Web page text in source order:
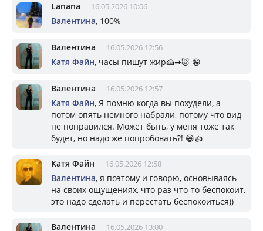
Lanana 16.05.2026 10:06
Валентина, 100%
Валентина 16.05.2026 12:56
Катя Файн, часы пишут жир🍰➡🐷 😁
Валентина 16.05.2026 12:57
Катя Файн, Я помню когда вы похудели, а
потом опять немного набрали, потому что вид
не понравился. Может быть, у меня тоже так
будет, но надо же попробовать?! 😁👍
Катя Файн 16.05.2026 12:58
Валентина, я поэтому и говорю, основываясь
на своих ощущениях, что раз что-то беспокоит,
это надо сделать и перестать беспокоиться))
Валентина 16.05.2026 13:00